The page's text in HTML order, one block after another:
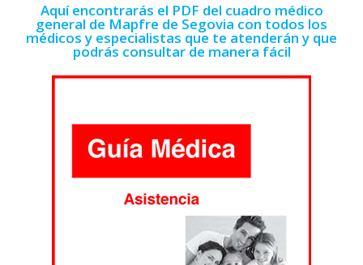
Aquí encontrarás el PDF del cuadro médico
general de Mapfre de Segovia con todos los
médicos y especialistas que te atenderán y que
podrás consultar de manera fácil